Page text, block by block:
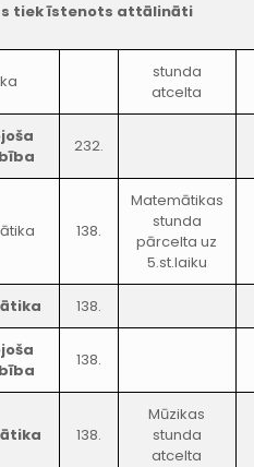
tiek īstenots attālināti
stunda
atcelta
232.
138.
Matemātikas
stunda
pārcelta uz
5.st.laiku
138.
138.
138.
Mūzikas
stunda
atcelta